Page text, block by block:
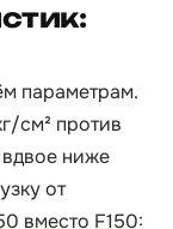
параметрам.
см² против
ниже
от
вместо F150: